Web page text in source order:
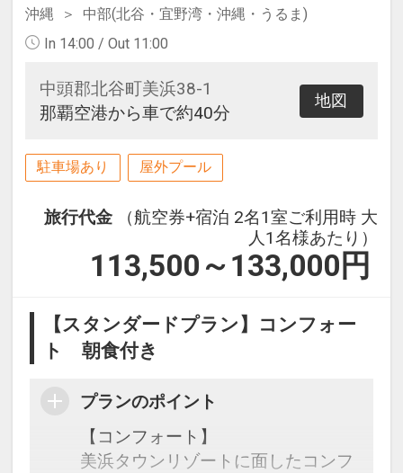
沖縄
中部(北谷・宜野湾・沖縄・うるま)
In 14:00 / Out 11:00
中頭郡北谷町美浜38-1
那覇空港から車で約40分
地図
駐車場あり 屋外プール
旅行代金
（航空券+宿泊 2名1室ご利用時 大
人1名様あたり）
113,500～133,000 円
【スタンダードプラン】コンフォー
ト 朝食付き
プランのポイント
【コンフォート】
美浜タウンリゾートに面したコンフ